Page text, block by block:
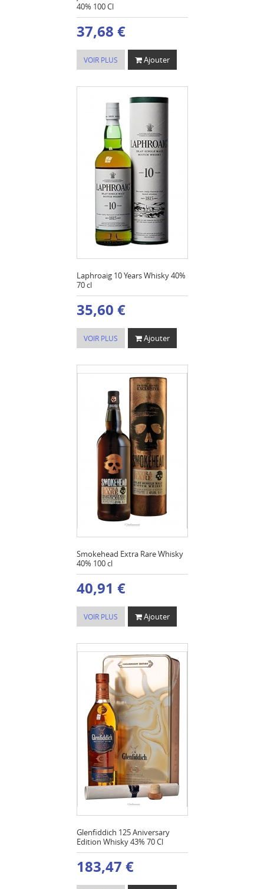
40% 100 Cl
37,68 €
VOIR PLUS Ajouter
Laphroaig 10 Years Whisky 40%
70 cl
35,60 €
VOIR PLUS Ajouter
Smokehead Extra Rare Whisky
40% 100 cl
40,91 €
VOIR PLUS Ajouter
Glenfiddich 125 Aniversary
Edition Whisky 43% 70 Cl
183,47 €